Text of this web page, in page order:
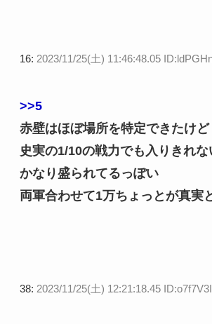
16: 2023/11/25(土) 11:46:48.05
>>5
赤壁はほぼ場所を特定できたけど
史実の1/10の戦力でも入りきれな
かなり盛られてるっぽい
両軍合わせて1万ちょっとが真実
38: 2023/11/25(土) 12:21:18.45